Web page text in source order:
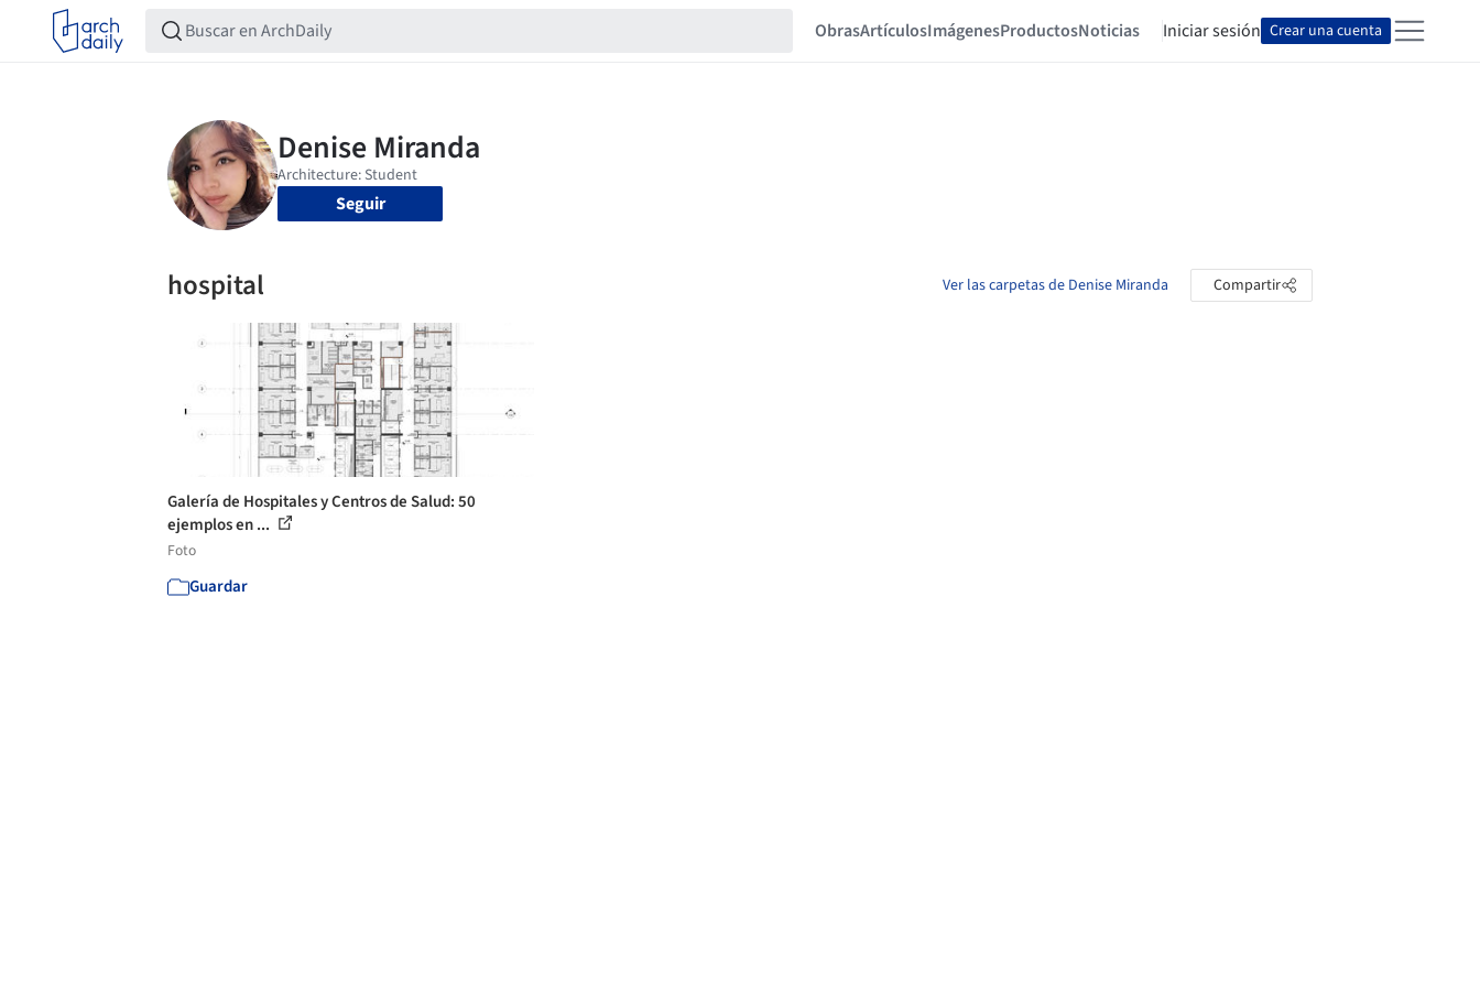
ObrasArtículosImágenesProductosNoticias Iniciar sesión Crear una cuenta
Seguir
hospital Ver las carpetas de Denise Miranda Compartir
Galería de Hospitales y Centros de Salud: 50
ejemplos en ...
Foto
Guardar